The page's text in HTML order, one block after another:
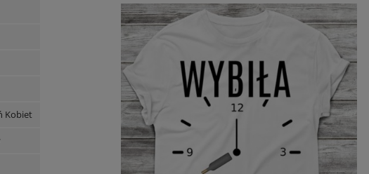
Kobiet